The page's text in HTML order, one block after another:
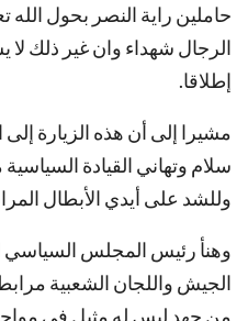
حاملين راية النصر بحول
الرجال شهداء وان غير ذلك لا
إطلاقا.
مشيرا إلى أن هذه الزيارة
سلام وتهاني القيادة
وللشد على أيدي الأبطال
وهنأ رئيس المجلس السياسي
الجيش واللجان الشعبية
من جهد ليس له مثيل في